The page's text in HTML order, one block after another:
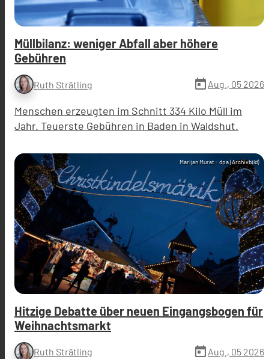
Müllbilanz: weniger Abfall aber höhere
Gebühren
Ruth Strätling today Aug., 05 2026
Menschen erzeugten im Schnitt 334 Kilo Müll im
Jahr. Teuerste Gebühren in Baden in Waldshut.
Marijan Murat - dpa (Archivbild)
Hitzige Debatte über neuen Eingangsbogen für
Weihnachtsmarkt
Ruth Strätling today Aug., 05 2026